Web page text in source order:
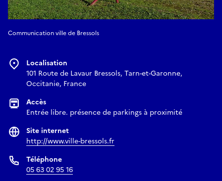
Communication ville de Bressols
Localisation
101 Route de Lavaur Bressols, Tarn-et-Garonne,
Occitanie, France
Accès
Entrée libre. présence de parkings à proximité
Site internet
http://www.ville-bressols.fr
Téléphone
05 63 02 95 16